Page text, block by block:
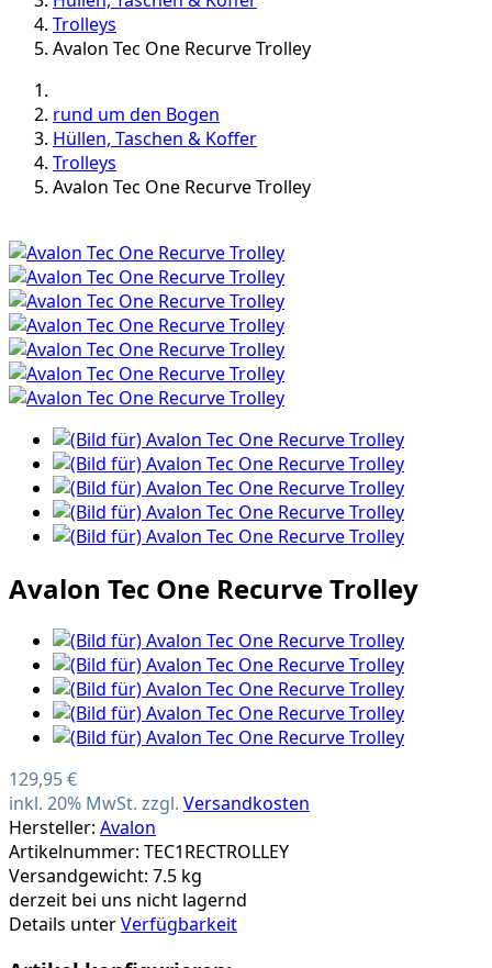
Trolleys
Avalon Tec One Recurve Trolley
rund um den Bogen
Hüllen, Taschen & Koffer
Trolleys
Avalon Tec One Recurve Trolley
Avalon Tec One Recurve Trolley
129,95 €
inkl. 20% MwSt. zzgl. Versandkosten
Hersteller: Avalon
Artikelnummer: TEC1RECTROLLEY
Versandgewicht: 7.5 kg
derzeit bei uns nicht lagernd
Details unterVerfügbarkeit